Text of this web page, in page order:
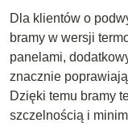
Dla klientów o
bramy w wersji
panelami,
znacznie
Dzięki temu bramy
szczelnością i